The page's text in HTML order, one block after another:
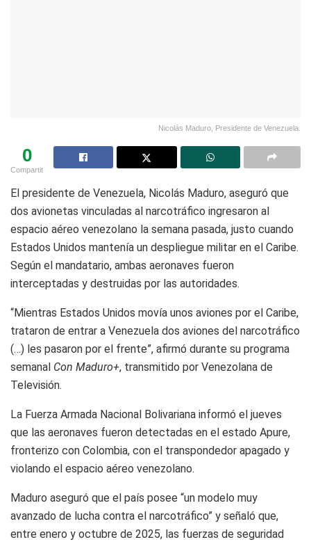
Nicolás Maduro, Presidente de Venezuela.
0
Compartit
El presidente de Venezuela, Nicolás Maduro, aseguró que
dos avionetas vinculadas al narcotráfico ingresaron al
espacio aéreo venezolano la semana pasada, justo cuando
Estados Unidos mantenía un despliegue militar en el Caribe.
Según el mandatario, ambas aeronaves fueron
interceptadas y destruidas por las autoridades.
“Mientras Estados Unidos movía unos aviones por el Caribe,
trataron de entrar a Venezuela dos aviones del narcotráfico
(…) les pasaron por el frente”, afirmó durante su programa
semanal Con Maduro+, transmitido por Venezolana de
Televisión.
La Fuerza Armada Nacional Bolivariana informó el jueves
que las aeronaves fueron detectadas en el estado Apure,
fronterizo con Colombia, con el transpondedor apagado y
violando el espacio aéreo venezolano.
Maduro aseguró que el país posee “un modelo muy
avanzado de lucha contra el narcotráfico” y señaló que,
entre enero y octubre de 2025, las fuerzas de seguridad